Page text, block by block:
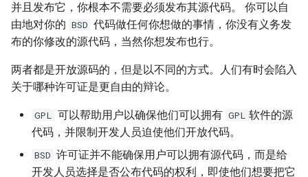
如何自定义带有Windows字体
的Docker镜像？
Docker build镜像 cache的副
作用
如何将 Docker 容器日志记录
到 rsyslog？
如何使用 Docker-Compose
部署 FTP 服务？
如何使用 Docker-Compose
编排 Nodejs 项目？
如何使用 Rancher 打造一个私
有的 CaaS 平台？
Python 简单爬虫示例
同步与异步
TCP 状态统计脚本
awk 调用外部变量
Windows Server 2008R2 配置
Hyper-V
NFS存储超时导致XenServer
重启
Intel I/O虚拟分配技术(VT-d)
XenServer 6.5
Nginx 配置 SSL
Nginx location指令
Nginx rewrite指令
Nginx gzip 压缩
使用 Shell 批量更改 Mysql表
名
使用 phpMyAdmin 查询
Mysql
Mysql read_only 只读数据库
Mysql count()函数
如何退出 telnet 会话？
Ubuntu 使用VMware Player
Ubuntu 14.04 使用搜狗输入法
Ubuntu 获取笔记本硬件温度
Zabbix Agent
测试 iDRAC6(7) 远程控制卡
并且发布它，你根本不需要必须发布其源代码。 你可以自
由地对你的 BSD 代码做任何你想做的事情，你没有义务发
布的你修改的源代码，当然你想发布也行。
两者都是开放源码的，但是以不同的方式。人们有时会陷入
关于哪种许可证是更自由的辩论。
GPL 可以帮助用户以确保他们可以拥有 GPL 软件的源
代码，并限制开发人员迫使他们开放代码。
BSD 许可证并不能确保用户可以拥有源代码，而是给
开发人员选择是否公布代码的权利，即使他们想要把它